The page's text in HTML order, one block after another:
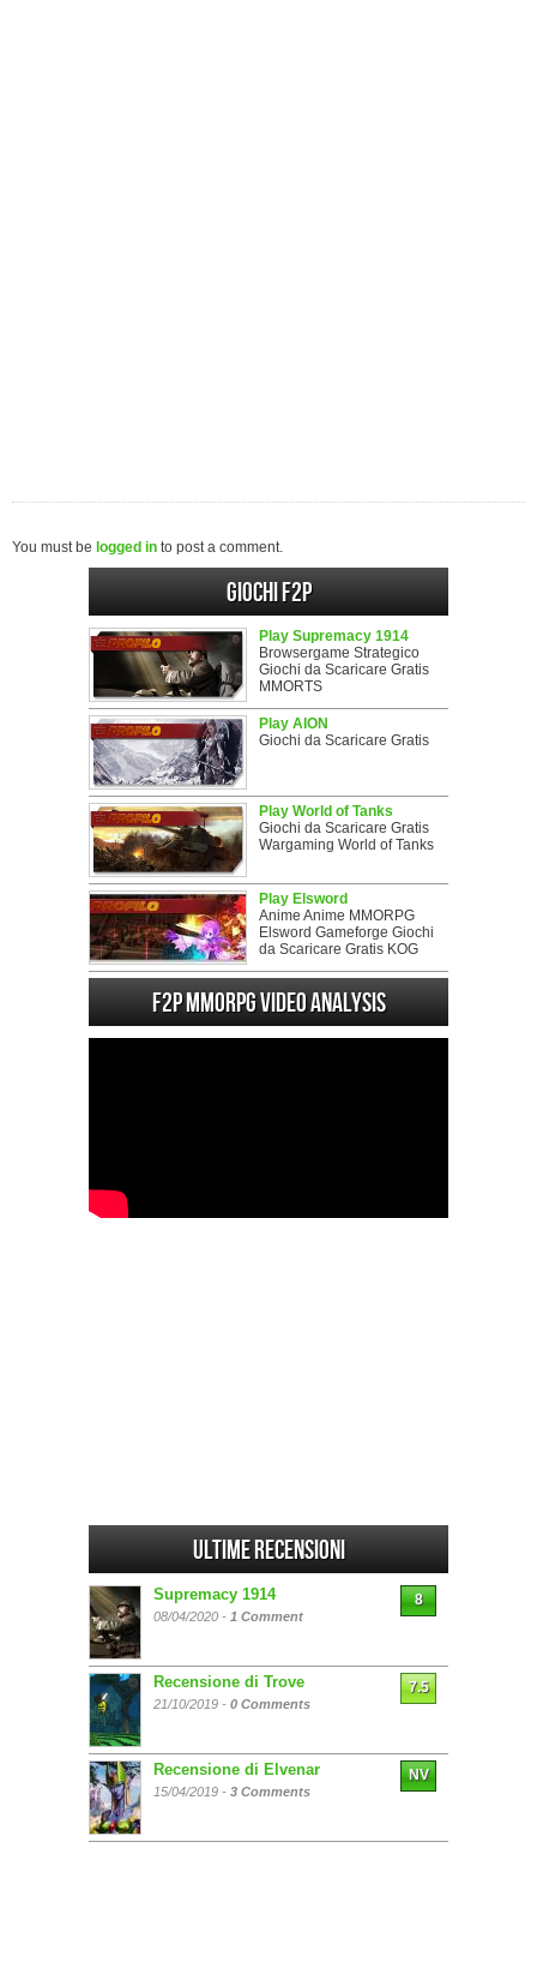
You must be logged in to post a comment.
Giochi F2P
Play Supremacy 1914
Browsergame Strategico
Giochi da Scaricare Gratis
MMORTS
Play AION
Giochi da Scaricare Gratis
Play World of Tanks
Giochi da Scaricare Gratis
Wargaming World of Tanks
Play Elsword
Anime Anime MMORPG
Elsword Gameforge Giochi
da Scaricare Gratis KOG
F2P MMORPG Video analysis
Ultime Recensioni
Supremacy 1914
08/04/2020 - 1 Comment
8
Recensione di Trove
21/10/2019 - 0 Comments
7.5
Recensione di Elvenar
15/04/2019 - 3 Comments
NV